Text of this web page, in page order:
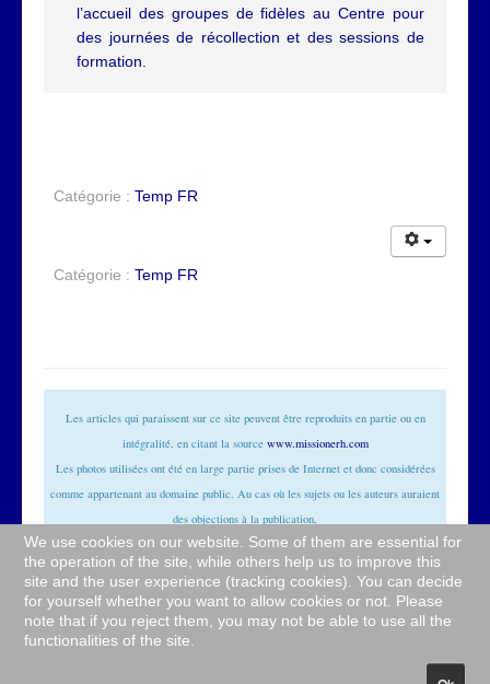
l’accueil des groupes de fidèles au Centre pour
des journées de récollection et des sessions de
formation.
Catégorie : Temp FR
Catégorie : Temp FR
Les articles qui paraissent sur ce site peuvent être reproduits en partie ou en
intégralité, en citant la source www.missionerh.com
Les photos utilisées ont été en large partie prises de Internet et donc considérées
comme appartenant au domaine public. Au cas où les sujets ou les auteurs auraient
des objections à la publication,
ils n’auront qu’à le signaler à la rédaction (info@missionerh.it) qui pourvoira
promptement à retirer les images utilisées.
© Site web de la CommunautéRedemptor hominis
We use cookies on our website. Some of them are essential for
the operation of the site, while others help us to improve this
site and the user experience (tracking cookies). You can decide
for yourself whether you want to allow cookies or not. Please
note that if you reject them, you may not be able to use all the
functionalities of the site.